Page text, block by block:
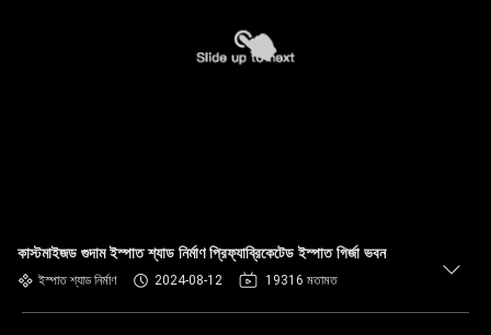
কাস্টমাইজড গুদাম ইস্পাত শ্যাড নির্মাণ প্রিফ্যাব্রিকেটেড ইস্পাত গির্জা ভবন
ইস্পাত শ্যাড নির্মাণ 2024-08-12 19316 মতামত